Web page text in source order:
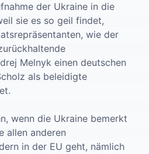
der Ukraine in die
sie es so geil findet,
wie der
Melnyk einen deutschen
als beleidigte
wenn die Ukraine bemerkt
allen anderen
in der EU geht, nämlich